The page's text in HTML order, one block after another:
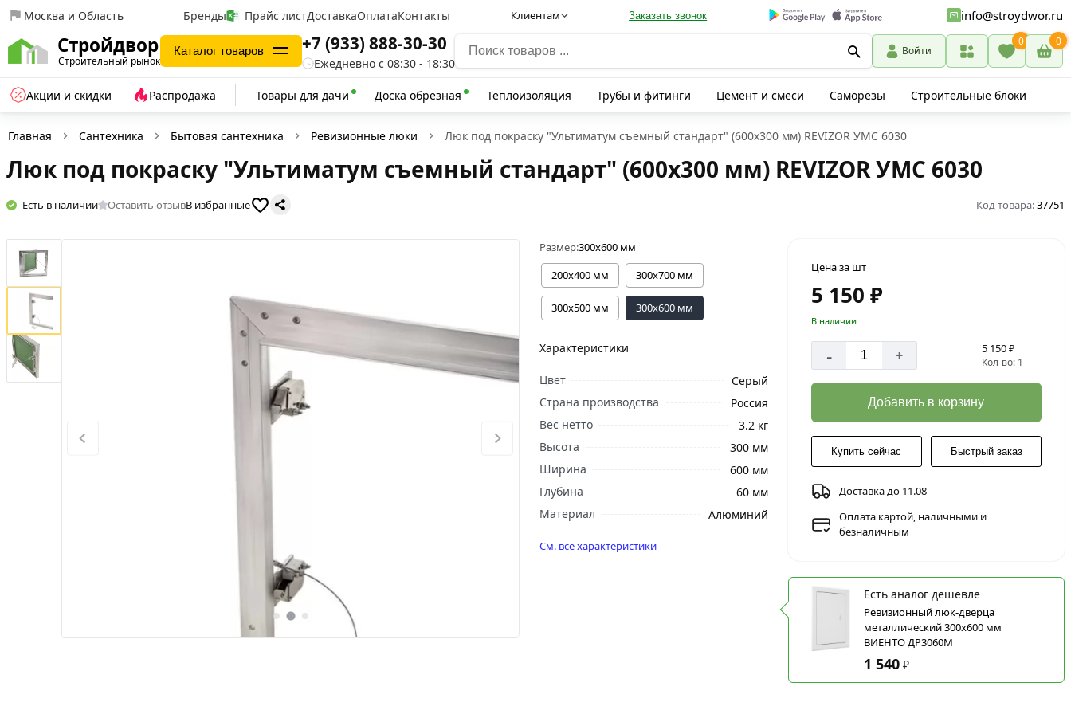
Москва и Область Бренды Прайс листДоставкаОплатаКонтакты Клиентам Заказать звонок info@stroydwor.ru
Стройдвор
Строительный рынок
Каталог товаров +7 (933) 888-30-30
Ежедневно с 08:30 - 18:30
Войти
0 0
Акции и скидки Распродажа Товары для дачи Доска обрезная Теплоизоляция Трубы и фитинги Цемент и смеси Саморезы Строительные блоки
Главная Сантехника Бытовая сантехника Ревизионные люки Люк под покраску "Ультиматум съемный стандарт" (600х300 мм) REVIZOR УМС 6030
Люк под покраску "Ультиматум съемный стандарт" (600х300 мм) REVIZOR УМС 6030
Есть в наличии Оставить отзывВ избранные Код товара:37751
Размер:300х600 мм
200х400 мм
300х700 мм
300х500 мм 300х600 мм
Характеристики
Цвет
Серый
Страна производства
Россия
Вес нетто
3.2 кг
Высота
300 мм
Ширина
600 мм
Глубина
60 мм
Материал
Алюминий
См. все характеристики
Цена за шт
5 150 ₽
В наличии
- + 5 150 ₽
Кол-во: 1
Добавить в корзину
Купить сейчас Быстрый заказ
Доставка до 11.08
Оплата картой, наличными и
безналичным
Есть аналог дешевле
Ревизионный люк-дверца
металлический 300х600 мм
ВИЕНТО ДР3060М
1 540 ₽